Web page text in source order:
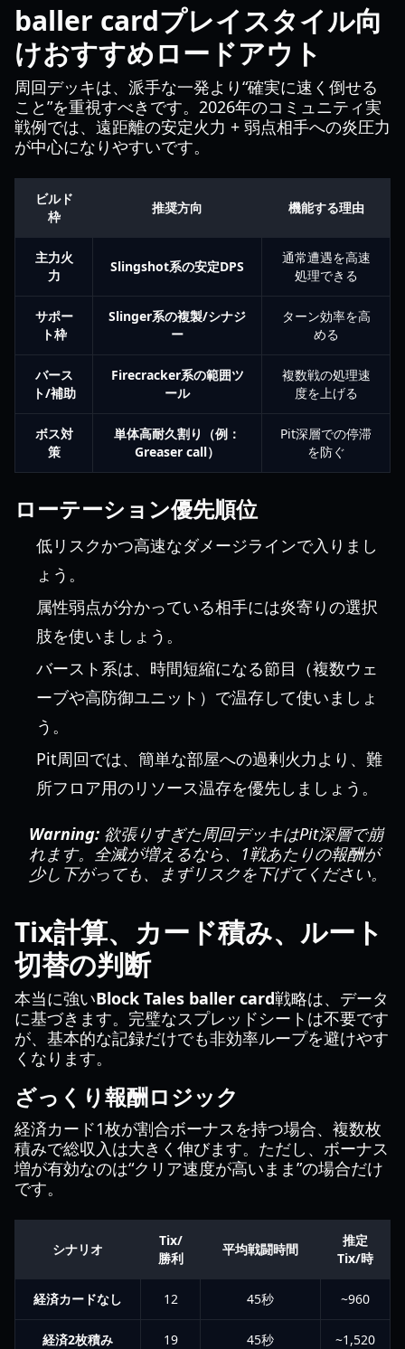
baller cardプレイスタイル向
けおすすめロードアウト
周回デッキは、派手な一発より“確実に速く倒せる
こと”を重視すべきです。2026年のコミュニティ実
戦例では、遠距離の安定火力 + 弱点相手への炎圧力
が中心になりやすいです。
ビルド
枠
推奨方向 機能する理由
主力火
力
Slingshot系の安定DPS
通常遭遇を高速
処理できる
サポー
ト枠
Slinger系の複製/シナジ
ー
ターン効率を高
める
バース
ト/補助
Firecracker系の範囲ツ
ール
複数戦の処理速
度を上げる
ボス対
策
単体高耐久割り（例：
Greaser call）
Pit深層での停滞
を防ぐ
ローテーション優先順位
低リスクかつ高速なダメージラインで入りまし
ょう。
属性弱点が分かっている相手には炎寄りの選択
肢を使いましょう。
バースト系は、時間短縮になる節目（複数ウェ
ーブや高防御ユニット）で温存して使いましょ
う。
Pit周回では、簡単な部屋への過剰火力より、難
所フロア用のリソース温存を優先しましょう。
Warning: 欲張りすぎた周回デッキはPit深層で崩
れます。全滅が増えるなら、1戦あたりの報酬が
少し下がっても、まずリスクを下げてください。
Tix計算、カード積み、ルート
切替の判断
本当に強いBlock Tales baller card戦略は、データ
に基づきます。完璧なスプレッドシートは不要です
が、基本的な記録だけでも非効率ループを避けやす
くなります。
ざっくり報酬ロジック
経済カード1枚が割合ボーナスを持つ場合、複数枚
積みで総収入は大きく伸びます。ただし、ボーナス
増が有効なのは“クリア速度が高いまま”の場合だけ
です。
シナリオ
Tix/
勝利
平均戦闘時間
推定
Tix/時
経済カードなし 12 45秒 ~960
経済2枚積み 19 45秒 ~1,520